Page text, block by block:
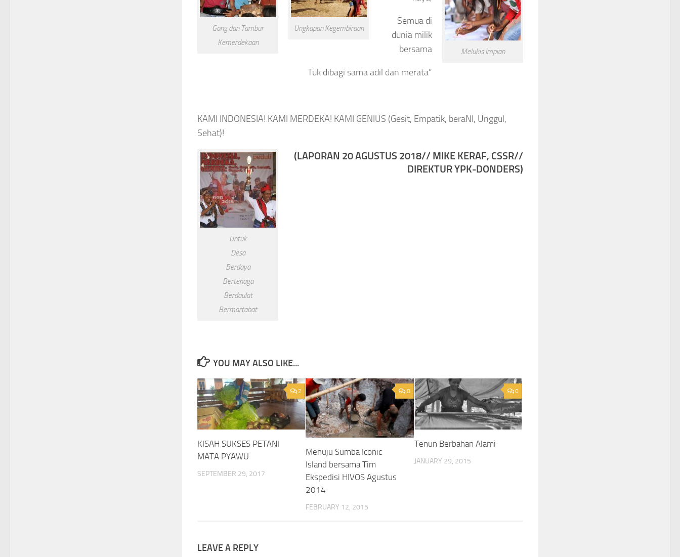
Gong dan Tambur
Kemerdekaan
Ungkapan Kegembiraan
Melukis Impian
Semua di
dunia milik
bersama
Tuk dibagi sama adil dan merata”
KAMI INDONESIA! KAMI MERDEKA! KAMI GENIUS (Gesit, Empatik, beraNI, Unggul,
Sehat)!
Untuk
Desa
Berdaya
Bertenaga
Berdaulat
Bermartabat
(LAPORAN 20 AGUSTUS 2018// MIKE KERAF, CSSR//
DIREKTUR YPK-DONDERS)
YOU MAY ALSO LIKE...
2
KISAH SUKSES PETANI
MATA PYAWU
SEPTEMBER 29, 2017
0
Menuju Sumba Iconic
Island bersama Tim
Ekspedisi HIVOS Agustus
2014
FEBRUARY 12, 2015
0
Tenun Berbahan Alami
JANUARY 29, 2015
LEAVE A REPLY